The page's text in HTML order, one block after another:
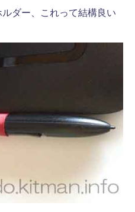
ダー、これって結構良い